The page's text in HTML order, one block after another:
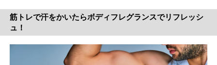
筋トレで汗をかいたらボディフレグランスでリフレッシ
ュ！